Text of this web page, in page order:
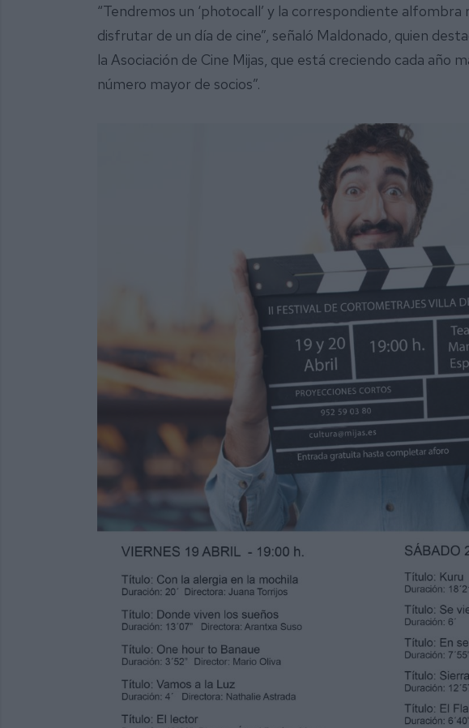
“Tendremos un ‘photocall’ y la correspondiente alfombra
disfrutar de un día de cine”, señaló Maldonado, quien
la Asociación de Cine Mijas, que está creciendo cada año
número mayor de socios”.